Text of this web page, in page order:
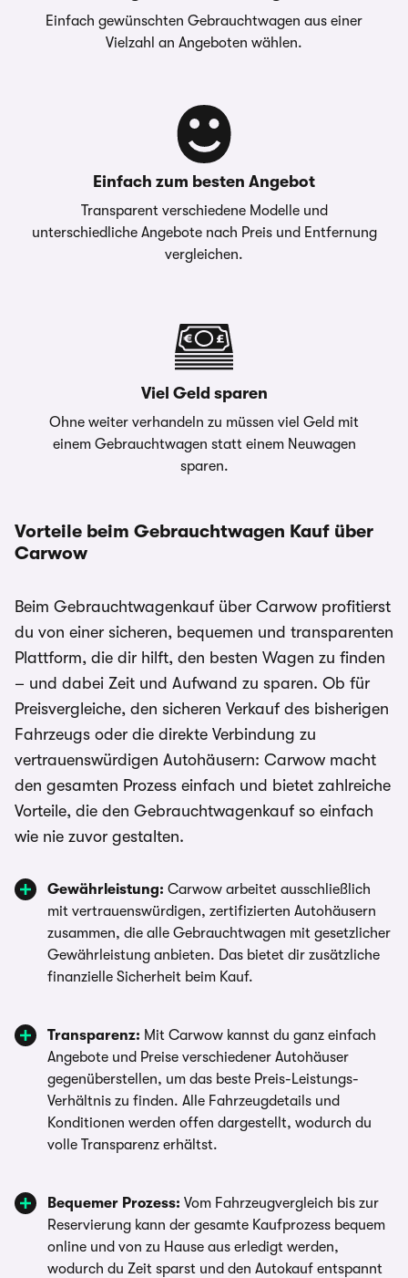
Einfach gewünschten Gebrauchtwagen aus einer
Vielzahl an Angeboten wählen.
Einfach zum besten Angebot
Transparent verschiedene Modelle und
unterschiedliche Angebote nach Preis und Entfernung
vergleichen.
Viel Geld sparen
Ohne weiter verhandeln zu müssen viel Geld mit
einem Gebrauchtwagen statt einem Neuwagen
sparen.
Vorteile beim Gebrauchtwagen Kauf über
Carwow
Beim Gebrauchtwagenkauf über Carwow profitierst
du von einer sicheren, bequemen und transparenten
Plattform, die dir hilft, den besten Wagen zu finden
– und dabei Zeit und Aufwand zu sparen. Ob für
Preisvergleiche, den sicheren Verkauf des bisherigen
Fahrzeugs oder die direkte Verbindung zu
vertrauenswürdigen Autohäusern: Carwow macht
den gesamten Prozess einfach und bietet zahlreiche
Vorteile, die den Gebrauchtwagenkauf so einfach
wie nie zuvor gestalten.
Gewährleistung: Carwow arbeitet ausschließlich
mit vertrauenswürdigen, zertifizierten Autohäusern
zusammen, die alle Gebrauchtwagen mit gesetzlicher
Gewährleistung anbieten. Das bietet dir zusätzliche
finanzielle Sicherheit beim Kauf.
Transparenz: Mit Carwow kannst du ganz einfach
Angebote und Preise verschiedener Autohäuser
gegenüberstellen, um das beste Preis-Leistungs-
Verhältnis zu finden. Alle Fahrzeugdetails und
Konditionen werden offen dargestellt, wodurch du
volle Transparenz erhältst.
Bequemer Prozess: Vom Fahrzeugvergleich bis zur
Reservierung kann der gesamte Kaufprozess bequem
online und von zu Hause aus erledigt werden,
wodurch du Zeit sparst und den Autokauf entspannt